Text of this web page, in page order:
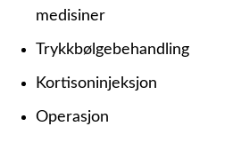
medisiner
Trykkbølgebehandling
Kortisoninjeksjon
Operasjon